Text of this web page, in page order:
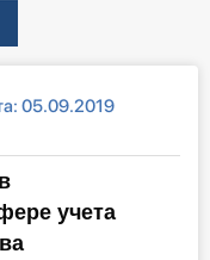
05.09.2019
учета